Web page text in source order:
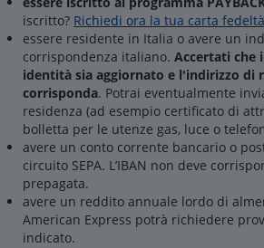
iscritto? Richiedi ora la tua carta fedeltà
essere residente in Italia o avere un
corrispondenza italiano. Accertati che
identità sia aggiornato e l'indirizzo di
corrisponda. Potrai eventualmente
residenza (ad esempio certificato di
bolletta per le utenze gas, luce o
avere un conto corrente bancario o
circuito SEPA. L’IBAN non deve
prepagata.
avere un reddito annuale lordo di
American Express potrà richiedere
indicato.